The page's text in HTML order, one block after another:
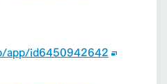
app/id6450942642